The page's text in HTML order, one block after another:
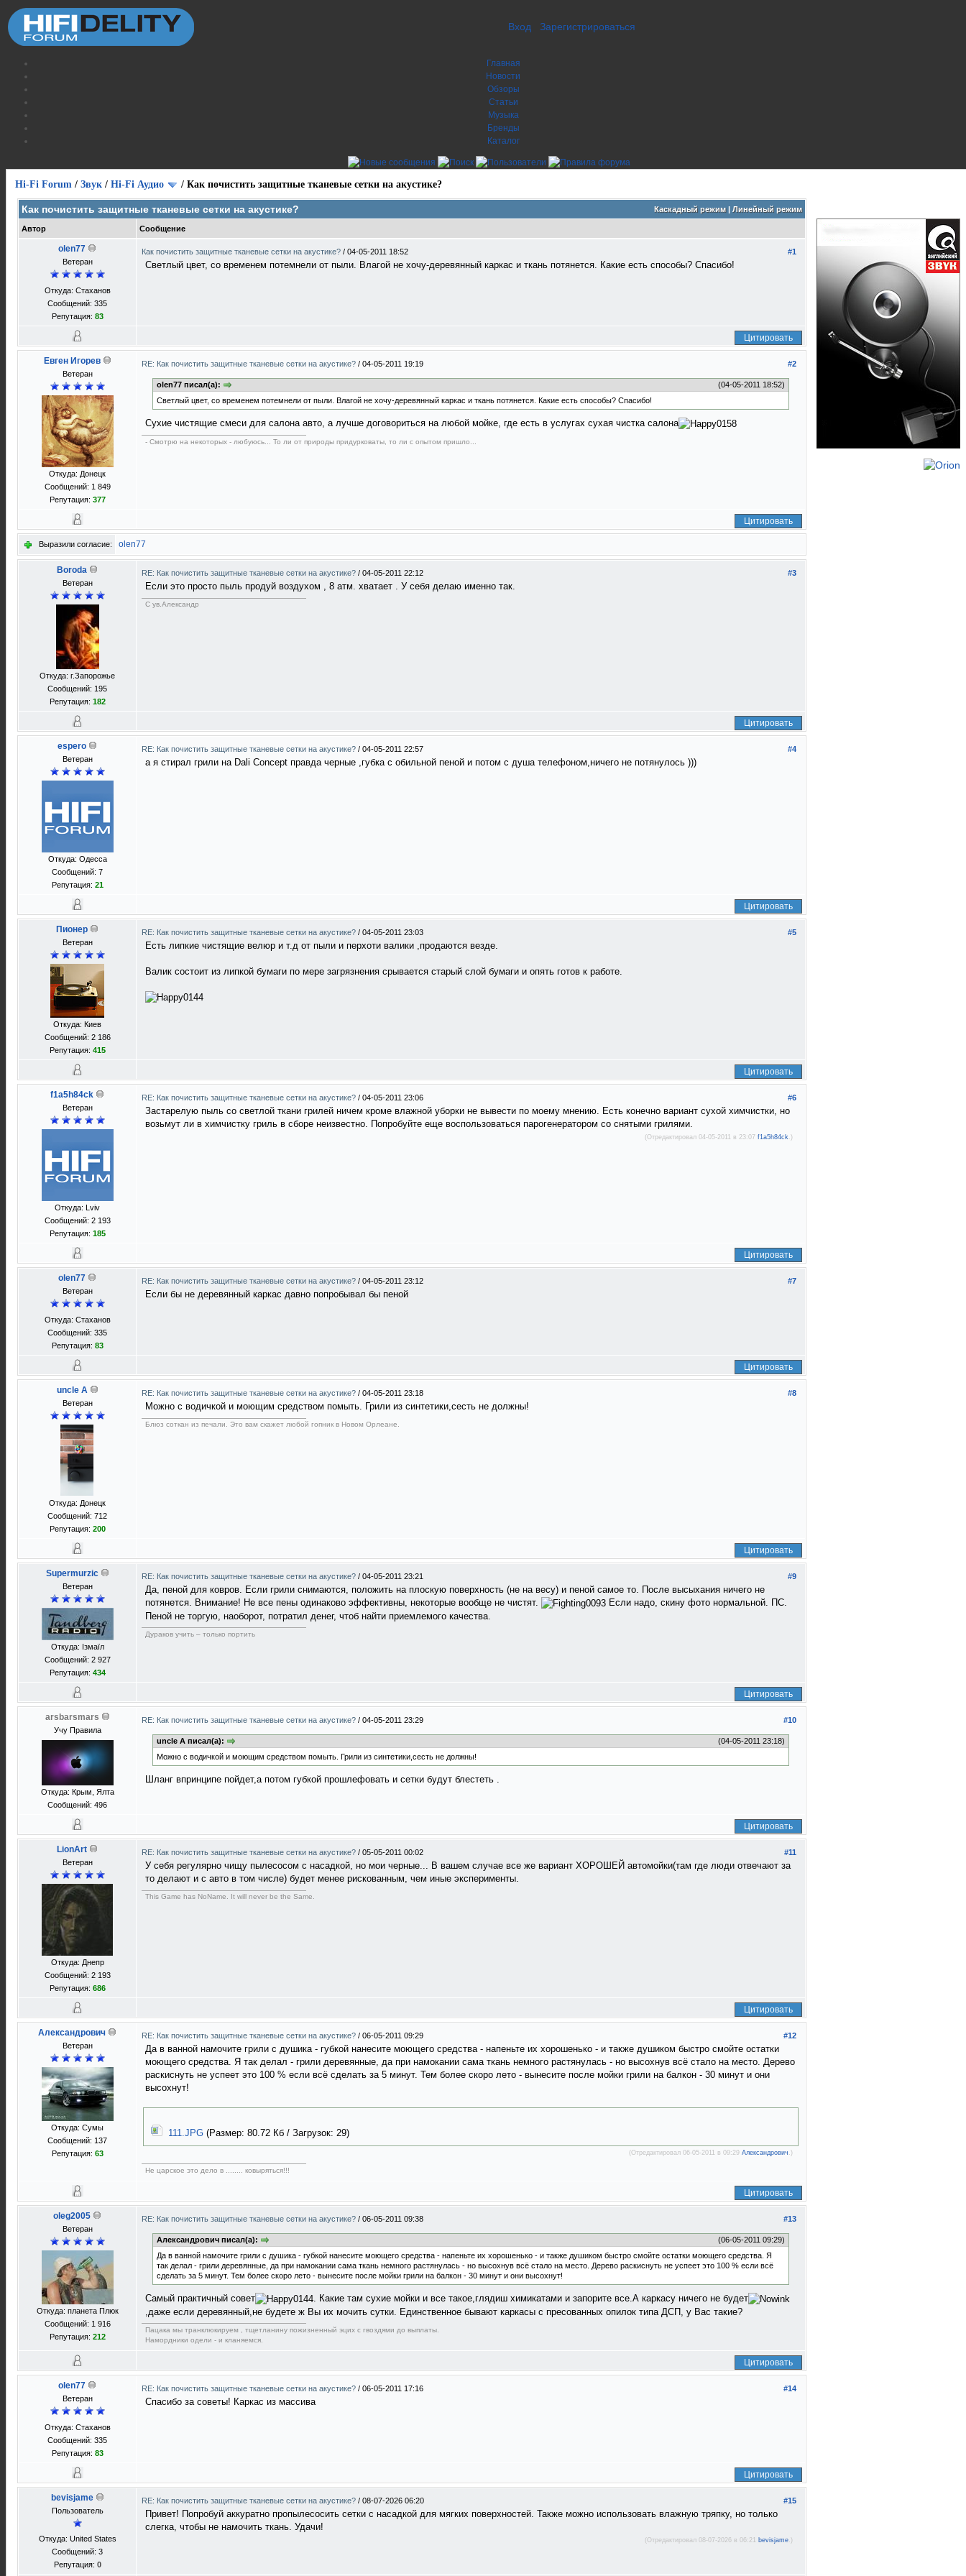
Вход Зарегистрироваться
Главная
Новости
Обзоры
Статьи
Музыка
Бренды
Каталог
Hi-Fi Forum / Звук / Hi-Fi Аудио / Как почистить защитные тканевые сетки на акустике?
Каскадный режим| Линейный режим
Как почистить защитные тканевые сетки на акустике?
Автор Сообщение
olen77
Ветеран
Откуда: Стаханов
Сообщений: 335
Репутация: 83
#1
Как почистить защитные тканевые сетки на акустике? / 04-05-2011 18:52
Светлый цвет, со временем потемнели от пыли. Влагой не хочу-деревянный каркас и ткань потянется. Какие есть способы? Спасибо!
Цитировать
Евген Игорев
Ветеран
Откуда: Донецк
Сообщений: 1 849
Репутация: 377
#2
RE: Как почистить защитные тканевые сетки на акустике? / 04-05-2011 19:19
(04-05-2011 18:52)
olen77 писал(а):
Светлый цвет, со временем потемнели от пыли. Влагой не хочу-деревянный каркас и ткань потянется. Какие есть способы? Спасибо!
Сухие чистящие смеси для салона авто, а лучше договориться на любой мойке, где есть в услугах сухая чистка салона
- Смотрю на некоторых - любуюсь... То ли от природы придурковаты, то ли с опытом пришло...
Цитировать
Выразили согласие: olen77
Boroda
Ветеран
Откуда: г.Запорожье
Сообщений: 195
Репутация: 182
#3
RE: Как почистить защитные тканевые сетки на акустике? / 04-05-2011 22:12
Если это просто пыль продуй воздухом , 8 атм. хватает . У себя делаю именно так.
С ув.Александр
Цитировать
espero
Ветеран
Откуда: Одесса
Сообщений: 7
Репутация: 21
#4
RE: Как почистить защитные тканевые сетки на акустике? / 04-05-2011 22:57
а я стирал грили на Dali Concept правда черные ,губка с обильной пеной и потом с душа телефоном,ничего не потянулось )))
Цитировать
Пионер
Ветеран
Откуда: Киев
Сообщений: 2 186
Репутация: 415
#5
RE: Как почистить защитные тканевые сетки на акустике? / 04-05-2011 23:03
Есть липкие чистящие велюр и т.д от пыли и перхоти валики ,продаются везде.
Валик состоит из липкой бумаги по мере загрязнения срывается старый слой бумаги и опять готов к работе.
Цитировать
f1a5h84ck
Ветеран
Откуда: Lviv
Сообщений: 2 193
Репутация: 185
#6
RE: Как почистить защитные тканевые сетки на акустике? / 04-05-2011 23:06
Застарелую пыль со светлой ткани грилей ничем кроме влажной уборки не вывести по моему мнению. Есть конечно вариант сухой химчистки, но
возьмут ли в химчистку гриль в сборе неизвестно. Попробуйте еще воспользоваться парогенератором со снятыми грилями.
(Отредактировал 04-05-2011 в 23:07 f1a5h84ck.)
Цитировать
olen77
Ветеран
Откуда: Стаханов
Сообщений: 335
Репутация: 83
#7
RE: Как почистить защитные тканевые сетки на акустике? / 04-05-2011 23:12
Если бы не деревянный каркас давно попробывал бы пеной
Цитировать
uncle A
Ветеран
Откуда: Донецк
Сообщений: 712
Репутация: 200
#8
RE: Как почистить защитные тканевые сетки на акустике? / 04-05-2011 23:18
Можно с водичкой и моющим средством помыть. Грили из синтетики,сесть не должны!
Блюз соткан из печали. Это вам скажет любой гопник в Новом Орлеане.
Цитировать
Supermurzic
Ветеран
Откуда: Ізмаїл
Сообщений: 2 927
Репутация: 434
#9
RE: Как почистить защитные тканевые сетки на акустике? / 04-05-2011 23:21
Да, пеной для ковров. Если грили снимаются, положить на плоскую поверхность (не на весу) и пеной самое то. После высыхания ничего не
потянется. Внимание! Не все пены одинаково эффективны, некоторые вообще не чистят.
Если надо, скину фото нормальной. ПС.
Пеной не торгую, наоборот, потратил денег, чтоб найти приемлемого качества.
Дураков учить – только портить
Цитировать
arsbarsmars
Учу Правила
Откуда: Крым, Ялта
Сообщений: 496
#10
RE: Как почистить защитные тканевые сетки на акустике? / 04-05-2011 23:29
(04-05-2011 23:18)
uncle A писал(а):
Можно с водичкой и моющим средством помыть. Грили из синтетики,сесть не должны!
Шланг впринципе пойдет,а потом губкой прошлефовать и сетки будут блестеть .
Цитировать
LionArt
Ветеран
Откуда: Днепр
Сообщений: 2 193
Репутация: 686
#11
RE: Как почистить защитные тканевые сетки на акустике? / 05-05-2011 00:02
У себя регулярно чищу пылесосом с насадкой, но мои черные... В вашем случае все же вариант ХОРОШЕЙ автомойки(там где люди отвечают за
то делают и с авто в том числе) будет менее рискованным, чем иные эксперименты.
This Game has NoName. It will never be the Same.
Цитировать
Александрович
Ветеран
Откуда: Сумы
Сообщений: 137
Репутация: 63
#12
RE: Как почистить защитные тканевые сетки на акустике? / 06-05-2011 09:29
Да в ванной намочите грили с душика - губкой нанесите моющего средства - напеньте их хорошенько - и также душиком быстро смойте остатки
моющего средства. Я так делал - грили деревянные, да при намокании сама ткань немного растянулась - но высохнув всё стало на место. Дерево
раскиснуть не успеет это 100 % если всё сделать за 5 минут. Тем более скоро лето - вынесите после мойки грили на балкон - 30 минут и они
высохнут!
111.JPG(Размер: 80.72 Кб / Загрузок: 29)
(Отредактировал 06-05-2011 в 09:29 Александрович .)
Не царское это дело в ........ ковыряться!!!
Цитировать
oleg2005
Ветеран
Откуда: планета Плюк
Сообщений: 1 916
Репутация: 212
#13
RE: Как почистить защитные тканевые сетки на акустике? / 06-05-2011 09:38
(06-05-2011 09:29)
Александрович писал(а):
Да в ванной намочите грили с душика - губкой нанесите моющего средства - напеньте их хорошенько - и также душиком быстро смойте остатки моющего средства. Я
так делал - грили деревянные, да при намокании сама ткань немного растянулась - но высохнув всё стало на место. Дерево раскиснуть не успеет это 100 % если всё
сделать за 5 минут. Тем более скоро лето - вынесите после мойки грили на балкон - 30 минут и они высохнут!
Самый практичный совет
. Какие там сухие мойки и все такое,глядиш химикатами и запорите все.А каркасу ничего не будет
,даже если деревянный,не будете ж Вы их мочить сутки. Единственное бывают каркасы с пресованных опилок типа ДСП, у Вас такие?
Пацака мы транклюкируем , тщетланину пожизненный эцих с гвоздями до выплаты.
Намордники одели - и кланяемся.
Цитировать
olen77
Ветеран
Откуда: Стаханов
Сообщений: 335
Репутация: 83
#14
RE: Как почистить защитные тканевые сетки на акустике? / 06-05-2011 17:16
Спасибо за советы! Каркас из массива
Цитировать
bevisjame
Пользователь
Откуда: United States
Сообщений: 3
Репутация: 0
#15
RE: Как почистить защитные тканевые сетки на акустике? / 08-07-2026 06:20
Привет! Попробуй аккуратно пропылесосить сетки с насадкой для мягких поверхностей. Также можно использовать влажную тряпку, но только
слегка, чтобы не намочить ткань. Удачи!
(Отредактировал 08-07-2026 в 06:21 bevisjame.)